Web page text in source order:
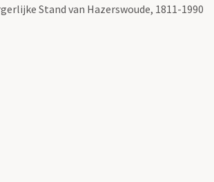
Stand van Hazerswoude, 1811-1990